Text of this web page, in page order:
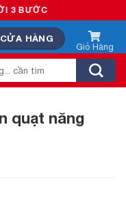
HÀNG
quạt năng